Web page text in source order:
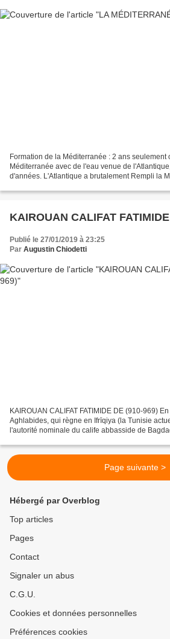
Formation de la Méditerranée : 2 ans seulement
Méditerranée avec de l'eau venue de
d'années. L'Atlantique a brutalement Rempli la
KAIROUAN CALIFAT
Publié le 27/01/2019 à 23:25
Par Augustin Chiodetti
KAIROUAN CALIFAT FATIMIDE DE (910-969)
Aghlabides, qui règne en Ifrīqiya (la Tunisie
l'autorité nominale du calife abbasside de
Page suivante >
Hébergé par Overblog
Top articles
Pages
Contact
Signaler un abus
C.G.U.
Cookies et données personnelles
Préférences cookies